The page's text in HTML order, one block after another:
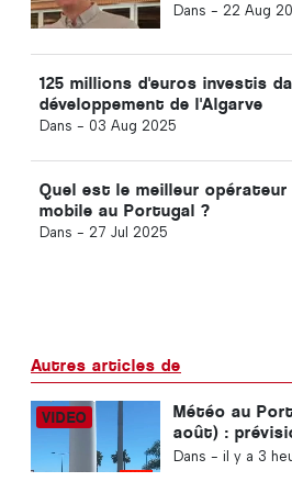
Dans - 22 Aug
125 millions d'euros investis
développement de l'Algarve
Dans - 03 Aug 2025
Quel est le meilleur
mobile au Portugal ?
Dans - 27 Jul 2025
Autres articles de
Météo au
août) :
et à quoi
Dans - il y a 3